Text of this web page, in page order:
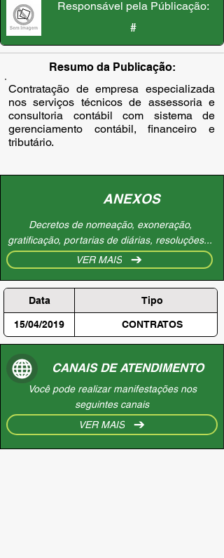
Responsável pela Públicação:
#
Resumo da Publicação:
Contratação de empresa especializada
nos serviços técnicos de assessoria e
consultoria contábil com sistema de
gerenciamento contábil, financeiro e
tributário.
ANEXOS
Decretos de nomeação, exoneração,
gratificação, portarias de diárias, resoluções...
VER MAIS
Data Tipo
15/04/2019 CONTRATOS
CANAIS DE ATENDIMENTO
Você pode realizar manifestações nos
seguintes canais
VER MAIS